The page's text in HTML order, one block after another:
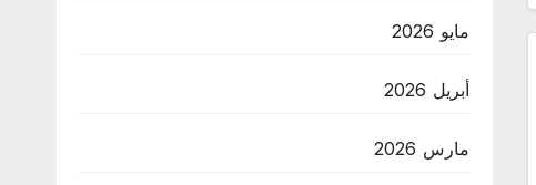
مايو 2026
أبريل 2026
مارس 2026